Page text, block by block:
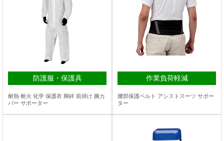
防護服・保護具
耐熱 耐火 化学 保護衣 脚絆 前掛け 腕カ
バー サポーター
作業負荷軽減
腰部保護ベルト アシストスーツ サポー
ター